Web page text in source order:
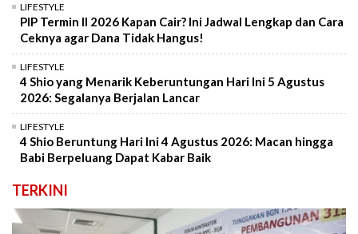
LIFESTYLE
PIP Termin II 2026 Kapan Cair? Ini Jadwal Lengkap dan Cara
Ceknya agar Dana Tidak Hangus!
LIFESTYLE
4 Shio yang Menarik Keberuntungan Hari Ini 5 Agustus
2026: Segalanya Berjalan Lancar
LIFESTYLE
4 Shio Beruntung Hari Ini 4 Agustus 2026: Macan hingga
Babi Berpeluang Dapat Kabar Baik
TERKINI